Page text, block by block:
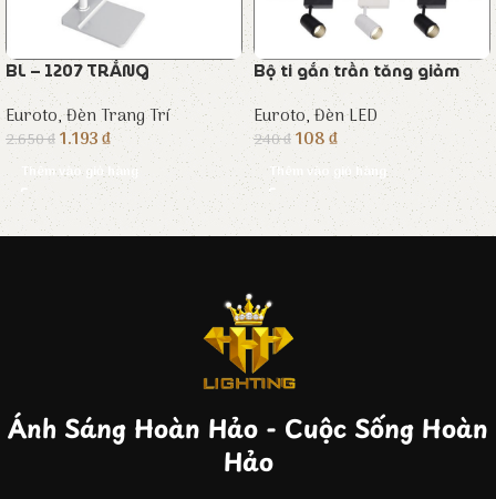
BL – 1207 TRẮNG
Euroto,Đèn Trang Trí
2.650₫1.193₫
Thêm vào giỏ hàng
Bộ ti gắn trần tăng giảm
Euroto,Đèn LED
240₫108₫
Thêm vào giỏ hàng
Ánh Sáng Hoàn Hảo - Cuộc Sống Hoàn
Hảo